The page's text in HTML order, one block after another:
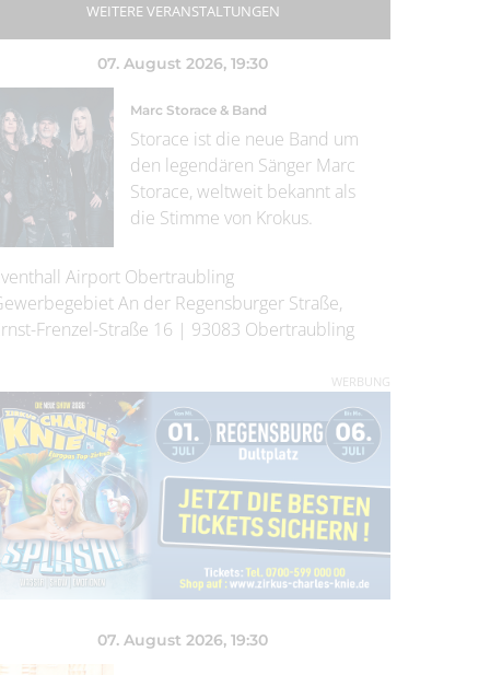
WEITERE VERANSTALTUNGEN
07. August 2026, 19:30
Marc Storace & Band
Storace ist die neue Band um
den legendären Sänger Marc
Storace, weltweit bekannt als
die Stimme von Krokus.
Airport Obertraubling
An der Regensburger Straße,
Frenzel-Straße 16 | 93083 Obertraubling
WERBUNG
07. August 2026, 19:30